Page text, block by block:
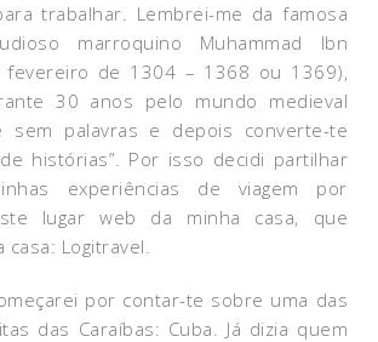
trabalhar. Lembrei-me da famosa
marroquino Muhammad Ibn
fevereiro de 1304 – 1368 ou 1369),
30 anos pelo mundo medieval
sem palavras e depois converte-te
histórias”. Por isso decidi partilhar
experiências de viagem por
lugar web da minha casa, que
Logitravel.
por contar-te sobre uma das
das Caraíbas: Cuba. Já dizia quem